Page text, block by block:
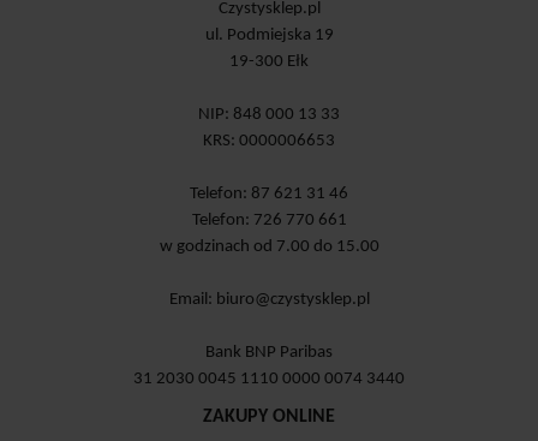
Czystysklep.pl
ul. Podmiejska 19
19-300 Ełk
NIP: 848 000 13 33
KRS: 0000006653
Telefon: 87 621 31 46
Telefon: 726 770 661
w godzinach od 7.00 do 15.00
Email: biuro@czystysklep.pl
Bank BNP Paribas
31 2030 0045 1110 0000 0074 3440
ZAKUPY ONLINE